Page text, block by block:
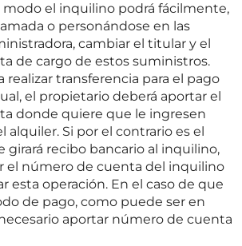
modo el inquilino podrá fácilmente,
o personándose en las
cambiar el titular y el
de cargo de estos suministros.
realizar transferencia para el pago
el propietario deberá aportar el
donde quiere que le ingresen
Si por el contrario es el
girará recibo bancario al inquilino,
el número de cuenta del inquilino
esta operación. En el caso de que
de pago, como puede ser en
aportar número de cuenta